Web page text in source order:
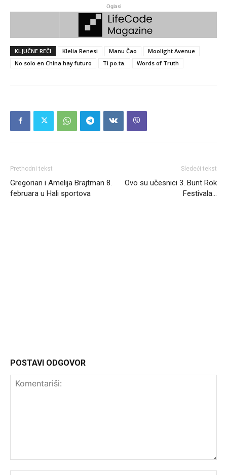
Oglasi
KLJUČNE REČI Klelia Renesi Manu Čao
Moolight Avenue
No solo en China hay futuro
Ti.po.ta. Words of Truth
Prethodni tekst
Gregorian i Amelija Brajtman 8.
februara u Hali sportova
Sledeći tekst
Ovo su učesnici 3. Bunt Rok
Festivala…
POSTAVI ODGOVOR